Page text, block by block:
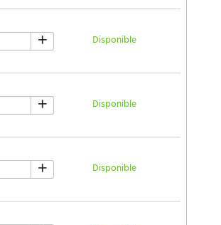
Disponible
+
Disponible
+
Disponible
+